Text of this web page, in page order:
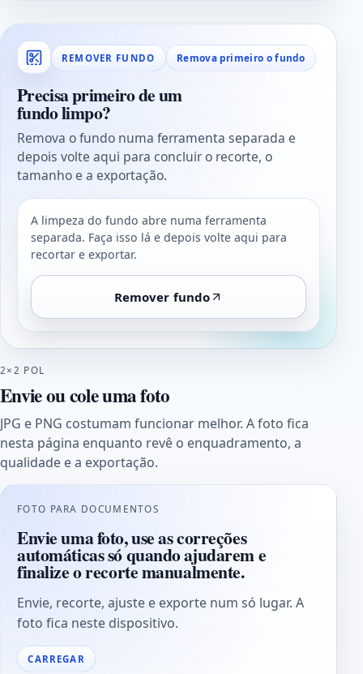
REMOVER FUNDO Remova primeiro o fundo
Precisa primeiro de um
fundo limpo?
Remova o fundo numa ferramenta separada e
depois volte aqui para concluir o recorte, o
tamanho e a exportação.
A limpeza do fundo abre numa ferramenta
separada. Faça isso lá e depois volte aqui para
recortar e exportar.
Remover fundo
2×2 POL
Envie ou cole uma foto
JPG e PNG costumam funcionar melhor. A foto fica
nesta página enquanto revê o enquadramento, a
qualidade e a exportação.
FOTO PARA DOCUMENTOS
Envie uma foto, use as correções
automáticas só quando ajudarem e
finalize o recorte manualmente.
Envie, recorte, ajuste e exporte num só lugar. A
foto fica neste dispositivo.
CARREGAR